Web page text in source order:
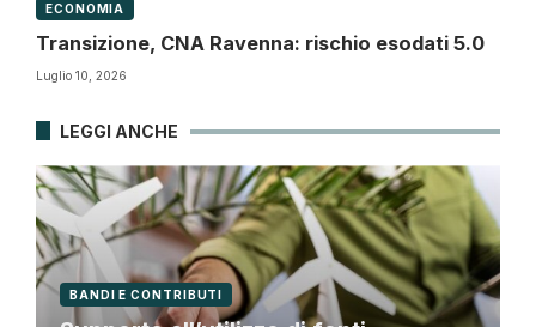
ECONOMIA
Transizione, CNA Ravenna: rischio esodati 5.0
Luglio 10, 2026
LEGGI ANCHE
BANDI E CONTRIBUTI